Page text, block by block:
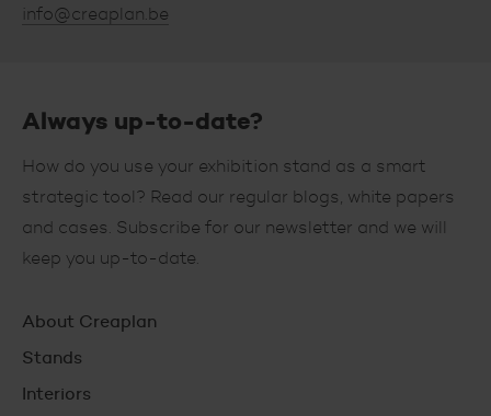
info@creaplan.be
Always up-to-date?
How do you use your exhibition stand as a smart
strategic tool? Read our regular blogs, white papers
and cases. Subscribe for our newsletter and we will
keep you up-to-date.
Hoofdnavigatie
About Creaplan
Stands
Interiors